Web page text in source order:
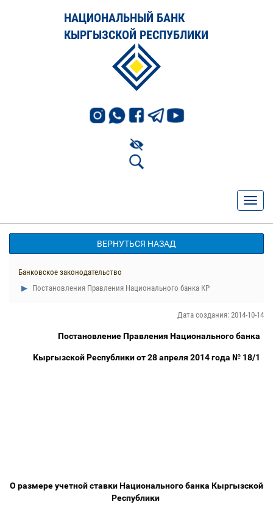
НАЦИОНАЛЬНЫЙ БАНК
КЫРГЫЗСКОЙ РЕСПУБЛИКИ
ВЕРНУТЬСЯ НАЗАД
Банковское законодательство
Постановления Правления Национального банка КР
Дата создания: 2014-10-14
Постановление Правления Национального банка
Кыргызской Республики от 28 апреля 2014 года № 18/1
О размере учетной ставки Национального банка Кыргызской
Республики